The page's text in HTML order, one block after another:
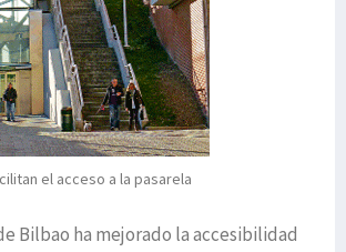
el acceso a la pasarela
Bilbao ha mejorado la accesibilidad